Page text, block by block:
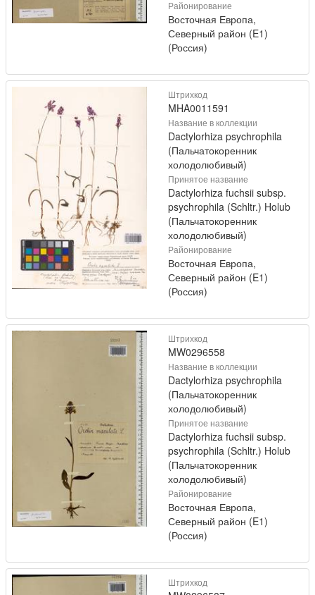
Районирование
Восточная Европа,
Северный район (E1)
(Россия)
Штрихкод
MHA0011591
Название в коллекции
Dactylorhiza psychrophila
(Пальчатокоренник
холодолюбивый)
Принятое название
Dactylorhiza fuchsii subsp.
psychrophila (Schltr.) Holub
(Пальчатокоренник
холодолюбивый)
Районирование
Восточная Европа,
Северный район (E1)
(Россия)
Штрихкод
MW0296558
Название в коллекции
Dactylorhiza psychrophila
(Пальчатокоренник
холодолюбивый)
Принятое название
Dactylorhiza fuchsii subsp.
psychrophila (Schltr.) Holub
(Пальчатокоренник
холодолюбивый)
Районирование
Восточная Европа,
Северный район (E1)
(Россия)
Штрихкод